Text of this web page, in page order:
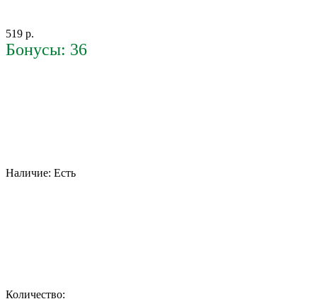
519 р.
Бонусы: 36
Наличие: Есть
Количество: